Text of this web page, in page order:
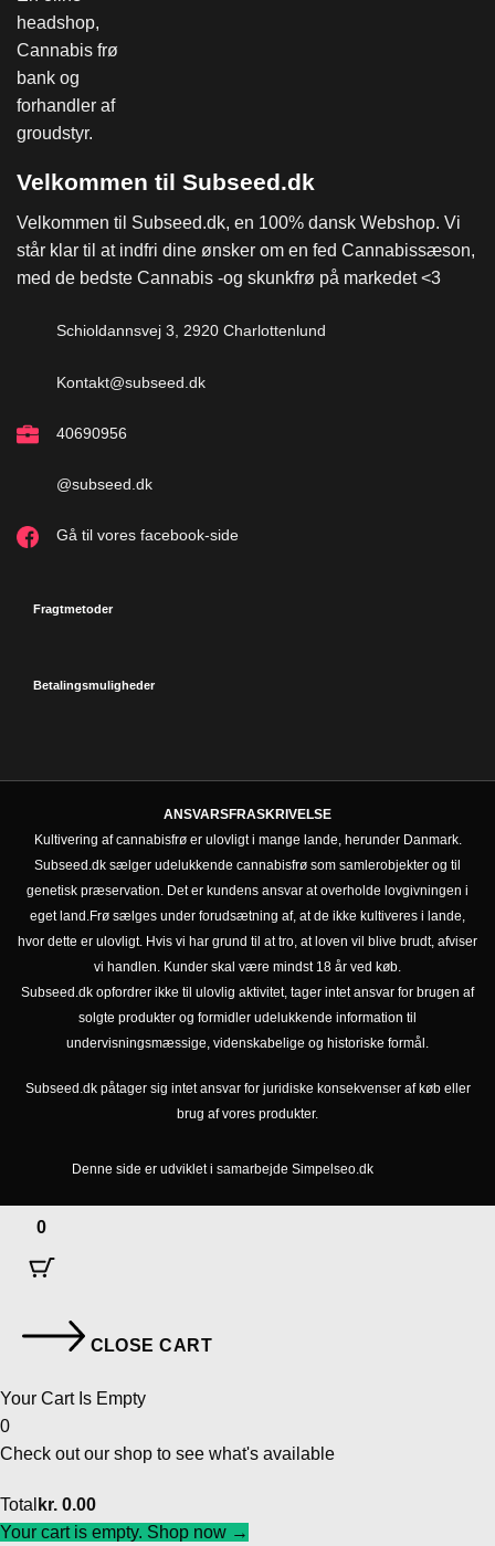
Velkommen til Subseed.dk
Velkommen til Subseed.dk, en 100% dansk Webshop. Vi
står klar til at indfri dine ønsker om en fed Cannabissæson,
med de bedste Cannabis -og skunkfrø på markedet <3
Schioldannsvej 3, 2920 Charlottenlund
Kontakt@subseed.dk
40690956
@subseed.dk
Gå til vores facebook-side
Fragtmetoder
Betalingsmuligheder
ANSVARSFRASKRIVELSE
Kultivering af cannabisfrø er ulovligt i mange lande, herunder Danmark.
Subseed.dk sælger udelukkende cannabisfrø som samlerobjekter og til
genetisk præservation. Det er kundens ansvar at overholde lovgivningen i
eget land. Frø sælges under forudsætning af, at de ikke kultiveres i lande,
hvor dette er ulovligt. Hvis vi har grund til at tro, at loven vil blive brudt, afviser
vi handlen. Kunder skal være mindst 18 år ved køb.
Subseed.dk opfordrer ikke til ulovlig aktivitet, tager intet ansvar for brugen af
solgte produkter og formidler udelukkende information til
undervisningsmæssige, videnskabelige og historiske formål.
Subseed.dk påtager sig intet ansvar for juridiske konsekvenser af køb eller
brug af vores produkter.
Denne side er udviklet i samarbejde Simpelseo.dk
0
CLOSE CART
Your Cart Is Empty
0
Check out our shop to see what's available
Cart
Total:
Total kr. 0.00
Your cart is empty. Shop now →